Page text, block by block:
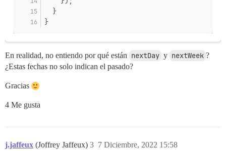
  }
}
En realidad, no entiendo por qué están nextDay y nextWeek ?
¿Estas fechas no solo indican el pasado?
Gracias
4 Me gusta
j.jaffeux (Joffrey Jaffeux) 7 Diciembre, 2022 15:58
3